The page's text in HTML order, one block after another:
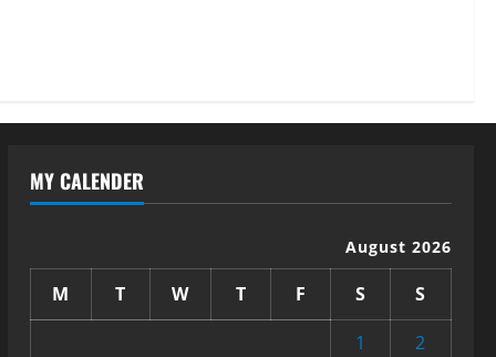
MY CALENDER
August 2026
M T W T F S
S
1
2